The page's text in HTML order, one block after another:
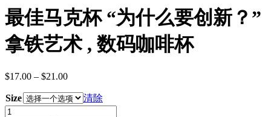
最佳马克杯 “为什么要创新？”
拿铁艺术 , 数码咖啡杯
$17.00 – $21.00价
范
Size
清除
最